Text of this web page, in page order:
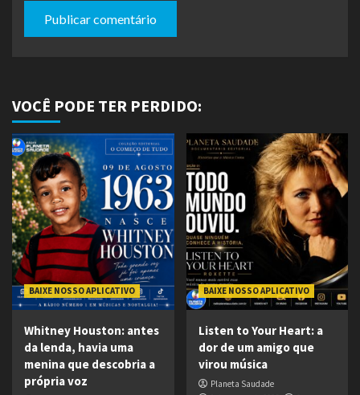
VOCÊ PODE TER PERDIDO:
BAIXE NOSSO APLICATIVO
Whitney Houston: antes
da lenda, havia uma
menina que descobria a
própria voz
BAIXE NOSSO APLICATIVO
Listen to Your Heart: a
dor de um amigo que
virou música
Planeta Saudade